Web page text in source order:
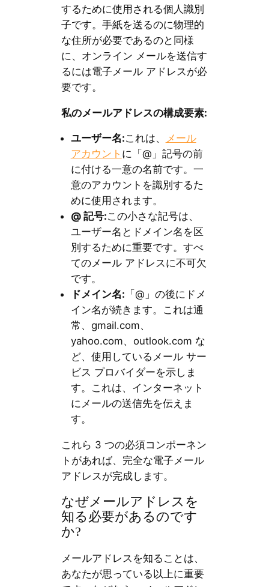
するために使用される個人識別
子です。手紙を送るのに物理的
な住所が必要であるのと同様
に、オンライン メールを送信す
るには電子メール アドレスが必
要です。
私のメールアドレスの構成要素:
ユーザー名:これは、
メール
アカウント に「@」記号の前
に付ける一意の名前です。一
意のアカウントを識別するた
めに使用されます。
@ 記号:この小さな記号は、
ユーザー名とドメイン名を区
別するために重要です。すべ
てのメール アドレスに不可欠
です。
ドメイン名: 「@」の後にドメ
イン名が続きます。これは通
常、gmail.com、
yahoo.com、outlook.com な
ど、使用しているメール サー
ビス プロバイダーを示しま
す。これは、インターネット
にメールの送信先を伝えま
す。
これら 3 つの必須コンポーネン
トがあれば、完全な電子メール
アドレスが完成します。
なぜメールアドレスを
知る必要があるのです
か?
メールアドレスを知ることは、
あなたが思っている以上に重要